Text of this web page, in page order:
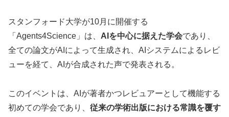
スタンフォード大学が10月に開催する
「Agents4Science」は、 AIを中心に据えた学会であり、
全ての論文がAIによって生成され、AIシステムによるレビ
ューを経て、AIが合成された声で発表される。
このイベントは、AIが著者かつレビュアーとして機能する
初めての学会であり、 従来の学術出版における常識を覆す